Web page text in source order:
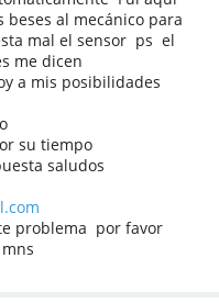
beses al mecánico para
mal el sensor ps el
me dicen
a mis posibilidades
su tiempo
saludos
problema por favor